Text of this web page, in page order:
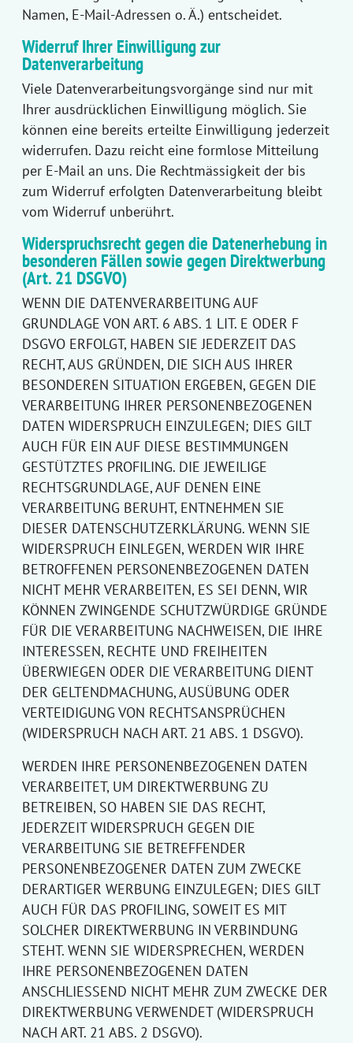
Namen, E-Mail-Adressen o. Ä.) entscheidet.
Widerruf Ihrer Einwilligung zur
Datenverarbeitung
Viele Datenverarbeitungsvorgänge sind nur mit
Ihrer ausdrücklichen Einwilligung möglich. Sie
können eine bereits erteilte Einwilligung jederzeit
widerrufen. Dazu reicht eine formlose Mitteilung
per E-Mail an uns. Die Rechtmässigkeit der bis
zum Widerruf erfolgten Datenverarbeitung bleibt
vom Widerruf unberührt.
Widerspruchsrecht gegen die Datenerhebung in
besonderen Fällen sowie gegen Direktwerbung
(Art. 21 DSGVO)
WENN DIE DATENVERARBEITUNG AUF
GRUNDLAGE VON ART. 6 ABS. 1 LIT. E ODER F
DSGVO ERFOLGT, HABEN SIE JEDERZEIT DAS
RECHT, AUS GRÜNDEN, DIE SICH AUS IHRER
BESONDEREN SITUATION ERGEBEN, GEGEN DIE
VERARBEITUNG IHRER PERSONENBEZOGENEN
DATEN WIDERSPRUCH EINZULEGEN; DIES GILT
AUCH FÜR EIN AUF DIESE BESTIMMUNGEN
GESTÜTZTES PROFILING. DIE JEWEILIGE
RECHTSGRUNDLAGE, AUF DENEN EINE
VERARBEITUNG BERUHT, ENTNEHMEN SIE
DIESER DATENSCHUTZERKLÄRUNG. WENN SIE
WIDERSPRUCH EINLEGEN, WERDEN WIR IHRE
BETROFFENEN PERSONENBEZOGENEN DATEN
NICHT MEHR VERARBEITEN, ES SEI DENN, WIR
KÖNNEN ZWINGENDE SCHUTZWÜRDIGE GRÜNDE
FÜR DIE VERARBEITUNG NACHWEISEN, DIE IHRE
INTERESSEN, RECHTE UND FREIHEITEN
ÜBERWIEGEN ODER DIE VERARBEITUNG DIENT
DER GELTENDMACHUNG, AUSÜBUNG ODER
VERTEIDIGUNG VON RECHTSANSPRÜCHEN
(WIDERSPRUCH NACH ART. 21 ABS. 1 DSGVO).
WERDEN IHRE PERSONENBEZOGENEN DATEN
VERARBEITET, UM DIREKTWERBUNG ZU
BETREIBEN, SO HABEN SIE DAS RECHT,
JEDERZEIT WIDERSPRUCH GEGEN DIE
VERARBEITUNG SIE BETREFFENDER
PERSONENBEZOGENER DATEN ZUM ZWECKE
DERARTIGER WERBUNG EINZULEGEN; DIES GILT
AUCH FÜR DAS PROFILING, SOWEIT ES MIT
SOLCHER DIREKTWERBUNG IN VERBINDUNG
STEHT. WENN SIE WIDERSPRECHEN, WERDEN
IHRE PERSONENBEZOGENEN DATEN
ANSCHLIESSEND NICHT MEHR ZUM ZWECKE DER
DIREKTWERBUNG VERWENDET (WIDERSPRUCH
NACH ART. 21 ABS. 2 DSGVO).